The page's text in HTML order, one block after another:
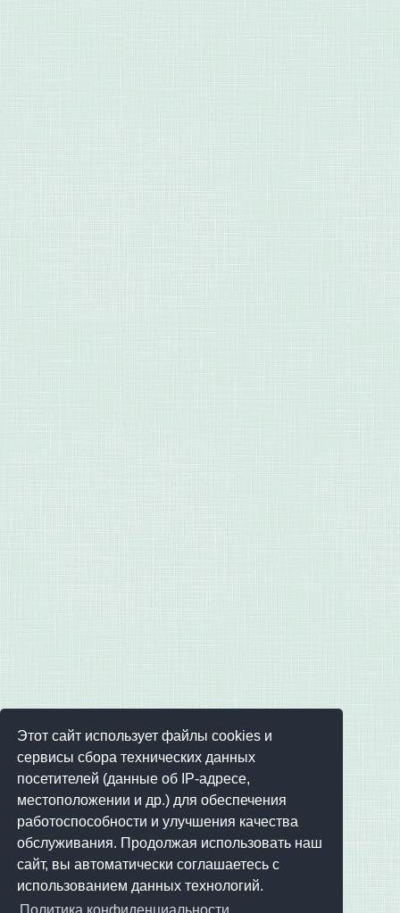
Этот сайт использует файлы cookies и
сервисы сбора технических данных
посетителей (данные об IP-адресе,
местоположении и др.) для обеспечения
работоспособности и улучшения качества
обслуживания. Продолжая использовать наш
сайт, вы автоматически соглашаетесь с
использованием данных технологий.